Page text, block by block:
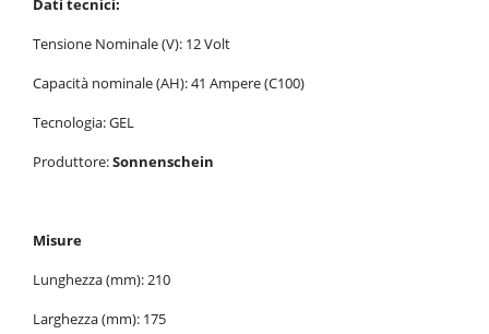
Dati tecnici:
Tensione Nominale (V): 12 Volt
Capacità nominale (AH): 41 Ampere (C100)
Tecnologia: GEL
Produttore:Sonnenschein
Misure
Lunghezza (mm): 210
Larghezza (mm): 175